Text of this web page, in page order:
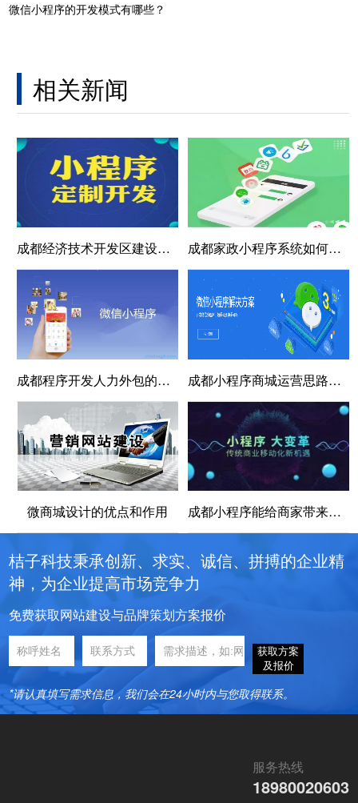
微信小程序的开发模式有哪些？
相关新闻
成都经济技术开发区建设局小程序，智慧城市建设的引领者 成都家政小程序系统如何设计让公司做大做强
成都程序开发人力外包的成本效益分析：解锁企业运营新维度与技术创新力 成都小程序商城运营思路：三个方面攻陷运营难题
微商城设计的优点和作用 成都小程序能给商家带来的好处有哪些？
桔子科技秉承创新、求实、诚信、拼搏的企业精
神，为企业提高市场竞争力
免费获取网站建设与品牌策划方案报价
获取方案
及报价
*请认真填写需求信息，我们会在24小时内与您取得联系。
服务热线
18980020603